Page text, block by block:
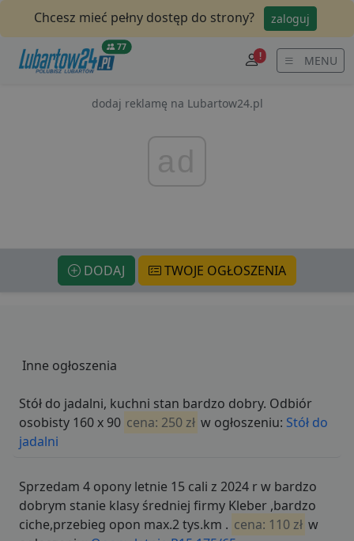
Chcesz mieć pełny dostęp do strony? zaloguj
77
! MENU
dodaj reklamę na Lubartow24.pl
DODAJ TWOJE OGŁOSZENIA
Inne ogłoszenia
Stół do jadalni, kuchni stan bardzo dobry. Odbiór
osobisty 160 x 90 cena: 250 zł w ogłoszeniu: Stół do
jadalni
Sprzedam 4 opony letnie 15 cali z 2024 r w bardzo
dobrym stanie klasy średniej firmy Kleber ,bardzo
ciche,przebieg opon max.2 tys.km . cena: 110 zł w